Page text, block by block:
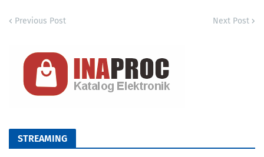
Previous Post Next Post
STREAMING